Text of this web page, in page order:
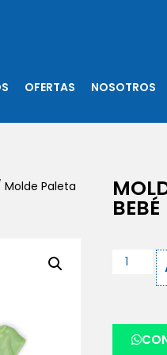
OFERTAS NOSOTROS
Paleta
BEBÉ